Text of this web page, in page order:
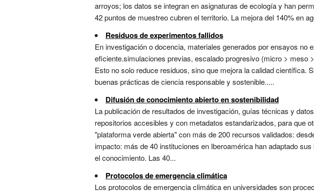
arroyos; los datos se integran en asignaturas de ecología y han
42 puntos de muestreo cubren el territorio. La mejora del 140% en
Residuos de experimentos fallidos
En investigación o docencia, materiales generados por ensayos
eficiente.simulaciones previas, escalado progresivo (micro > meso
Esto no solo reduce residuos, sino que mejora la calidad
buenas prácticas de ciencia responsable y sostenible.....
Difusión de conocimiento abierto en sostenibilidad
La publicación de resultados de investigación, guías técnicas y
repositorios accesibles y con metadatos estandarizados, para que
"plataforma verde abierta" con más de 200 recursos validados:
impacto: más de 40 instituciones en Iberoamérica han adaptado
el conocimiento. Las 40...
Protocolos de emergencia climática
Los protocolos de emergencia climática en universidades son